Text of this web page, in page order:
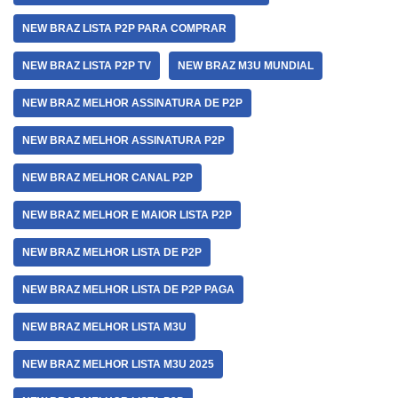
NEW BRAZ LISTA P2P PARA COMPRAR
NEW BRAZ LISTA P2P TV NEW BRAZ M3U MUNDIAL
NEW BRAZ MELHOR ASSINATURA DE P2P
NEW BRAZ MELHOR ASSINATURA P2P
NEW BRAZ MELHOR CANAL P2P
NEW BRAZ MELHOR E MAIOR LISTA P2P
NEW BRAZ MELHOR LISTA DE P2P
NEW BRAZ MELHOR LISTA DE P2P PAGA
NEW BRAZ MELHOR LISTA M3U
NEW BRAZ MELHOR LISTA M3U 2025